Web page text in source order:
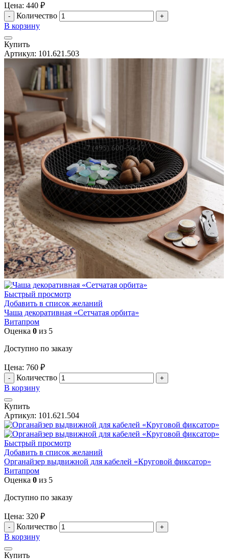
Цена: 440 ₽
Количество
В корзину
Купить
Артикул: 101.621.503
Быстрый просмотр
Добавить в список желаний
Чаша декоративная «Сетчатая орбита»
Витапром
Оценка 0 из 5
Доступно по заказу
Цена: 760 ₽
Количество
В корзину
Купить
Артикул: 101.621.504
Быстрый просмотр
Добавить в список желаний
Органайзер выдвижной для кабелей «Круговой фиксатор»
Витапром
Оценка 0 из 5
Доступно по заказу
Цена: 320 ₽
Количество
В корзину
Купить